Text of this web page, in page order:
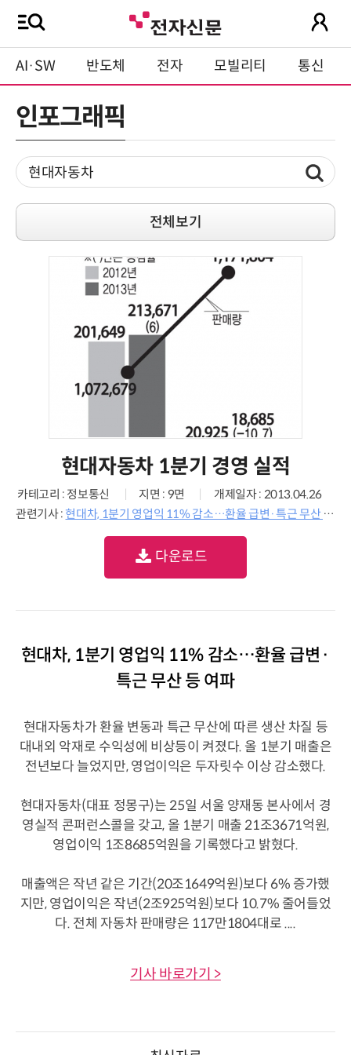
AI·SW 반도체 전자 모빌리티 통신
인포그래픽
전체보기
현대자동차 1분기 경영 실적
카테고리 : 정보통신 지면 : 9면
개제일자 : 2013.04.26
관련기사 : 현대차, 1분기 영업익 11% 감소…환율 급변·특근 무산 등 여파
다운로드
현대차, 1분기 영업익 11% 감소…환율 급변·
특근 무산 등 여파
현대자동차가 환율 변동과 특근 무산에 따른 생산 차질 등
대내외 악재로 수익성에 비상등이 켜졌다. 올 1분기 매출은
전년보다 늘었지만, 영업이익은 두자릿수 이상 감소했다.
현대자동차(대표 정몽구)는 25일 서울 양재동 본사에서 경
영실적 콘퍼런스콜을 갖고, 올 1분기 매출 21조3671억원,
영업이익 1조8685억원을 기록했다고 밝혔다.
매출액은 작년 같은 기간(20조1649억원)보다 6% 증가했
지만, 영업이익은 작년(2조925억원)보다 10.7% 줄어들었
다. 전체 자동차 판매량은 117만1804대로 ....
기사 바로가기 >